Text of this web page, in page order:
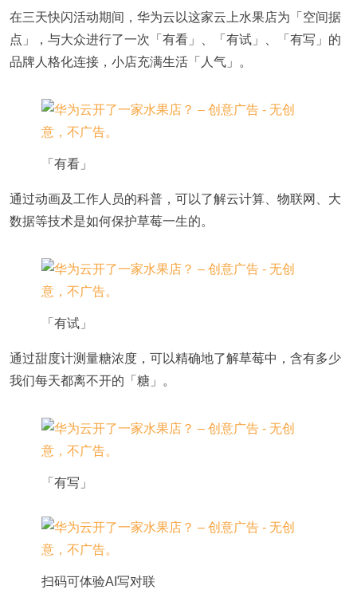
在三天快闪活动期间，华为云以这家云上水果店为「空间据
点」，与大众进行了一次「有看」、「有试」、「有写」的
品牌人格化连接，小店充满生活「人气」。
「有看」
通过动画及工作人员的科普，可以了解云计算、物联网、大
数据等技术是如何保护草莓一生的。
「有试」
通过甜度计测量糖浓度，可以精确地了解草莓中，含有多少
我们每天都离不开的「糖」。
「有写」
扫码可体验AI写对联